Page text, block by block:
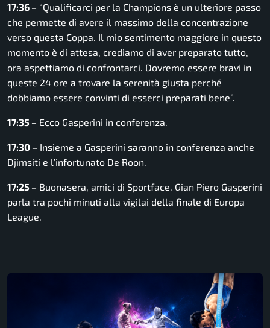
17:36 – “Qualificarci per la Champions è un ulteriore passo
che permette di avere il massimo della concentrazione
verso questa Coppa. Il mio sentimento maggiore in questo
momento è di attesa, crediamo di aver preparato tutto,
ora aspettiamo di confrontarci. Dovremo essere bravi in
queste 24 ore a trovare la serenità giusta perché
dobbiamo essere convinti di esserci preparati bene”.
17:35 – Ecco Gasperini in conferenza.
17:30 – Insieme a Gasperini saranno in conferenza anche
Djimsiti e l’infortunato De Roon.
17:25 – Buonasera, amici di Sportface. Gian Piero Gasperini
parla tra pochi minuti alla vigilai della finale di Europa
League.